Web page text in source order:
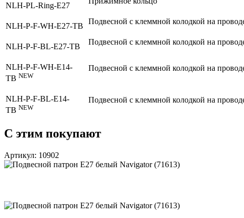
NLH-PL-Ring-E27
NLH-P-F-WH-E27-TB
Подвесной с клеммной колодкой на
NLH-P-F-BL-E27-TB
Подвесной с клеммной колодкой на
NLH-P-F-WH-E14-
TB NEW
Подвесной с клеммной колодкой на
NLH-P-F-BL-E14-
TB NEW
Подвесной с клеммной колодкой на
С этим покупают
Артикул: 10902